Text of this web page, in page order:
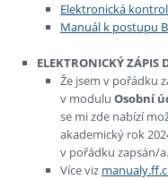
Elektronická
Manuál k postupu
ELEKTRONICKÝ ZÁPIS
Že jsem v pořádku
v modulu Osobní
se mi zde nabízí
akademický rok
v pořádku zapsán/a.
Více viz